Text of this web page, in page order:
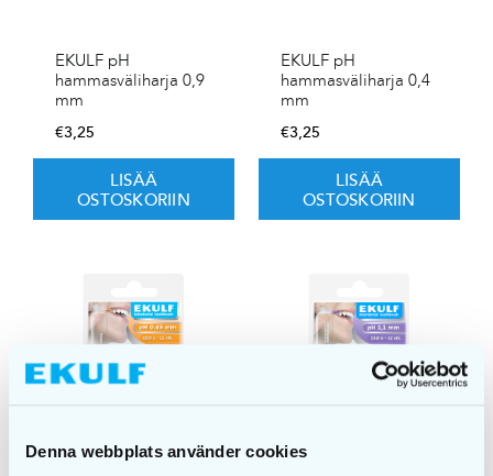
Denna webbplats använder cookies
EKULF pH
hammasväliharja 0,9
mm
€3,25
LISÄÄ
OSTOSKORIIN
EKULF pH
hammasväliharja 0,4
mm
€3,25
LISÄÄ
OSTOSKORIIN